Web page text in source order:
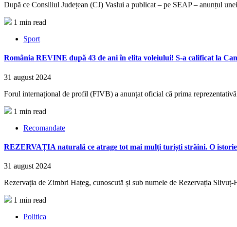
După ce Consiliul Județean (CJ) Vaslui a publicat – pe SEAP – anunțul
1 min read
Sport
România REVINE după 43 de ani în elita voleiului! S-a calificat la
31 august 2024
Forul internațional de profil (FIVB) a anunțat oficial că prima
1 min read
Recomandate
REZERVAȚIA naturală ce atrage tot mai mulți turiști străini. O istorie
31 august 2024
Rezervația de Zimbri Hațeg, cunoscută și sub numele de Rezervația
1 min read
Politica